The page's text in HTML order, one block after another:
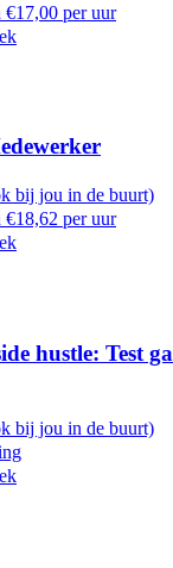
€17,00 per uur
bij jou in de buurt)
€18,62 per uur
hustle: Test
bij jou in de buurt)